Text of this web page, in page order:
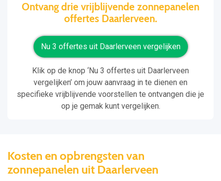
Ontvang drie vrijblijvende zonnepanelen
offertes Daarlerveen.
Nu 3 offertes uit Daarlerveen vergelijken
Klik op de knop ‘Nu 3 offertes uit Daarlerveen
vergelijken’ om jouw aanvraag in te dienen en
specifieke vrijblijvende voorstellen te ontvangen die je
op je gemak kunt vergelijken.
Kosten en opbrengsten van
zonnepanelen uit Daarlerveen